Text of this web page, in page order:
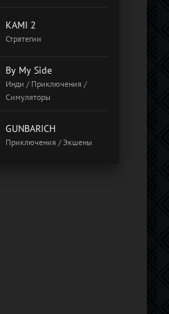
KAMI 2
Стратегии
By My Side
Инди / Приключения /
Симуляторы
GUNBARICH
Приключения / Экшены